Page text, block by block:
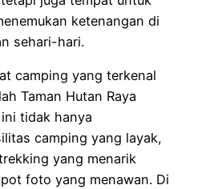
ketenangan di
sehari-hari.
camping yang terkenal
Taman Hutan Raya
tidak hanya
camping yang layak,
yang menarik
foto yang menawan. Di